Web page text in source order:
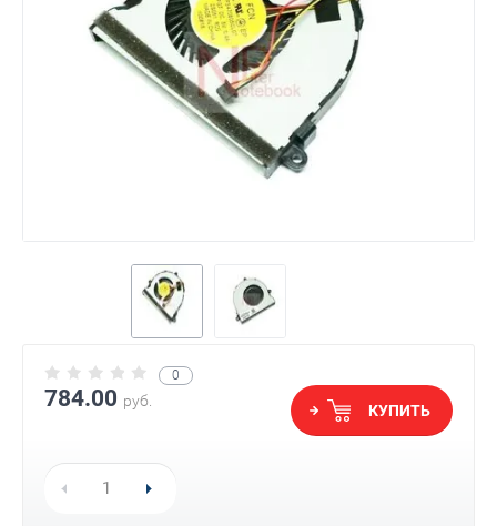
0
784.00 руб.
КУПИТЬ